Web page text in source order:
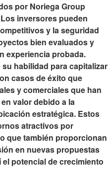
por Noriega Group
inversores pueden
y la seguridad
bien evaluados y
experiencia probada.
habilidad para capitalizar
casos de éxito que
y comerciales que han
valor debido a la
estratégica. Estos
atractivos por
que también proporcionan
en nuevas propuestas
potencial de crecimiento